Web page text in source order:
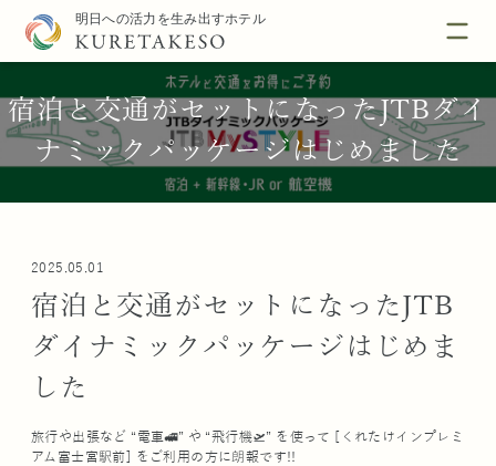
宿泊と交通がセットになったJTBダイ
ナミックパッケージはじめました
2025.05.01
宿泊と交通がセットになったJTB
ダイナミックパッケージはじめま
した
旅行や出張など “電車🚅” や “飛行機🛫” を使って [くれたけインプレミ
アム富士宮駅前] をご利用の方に朗報です!!